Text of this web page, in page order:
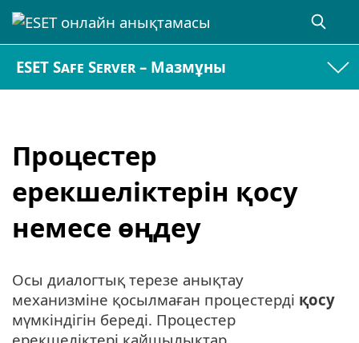
ESET Safe Server – Мазмұны
Процестер
ерекшеліктерін қосу
немесе өңдеу
Осы диалогтық терезе анықтау
механизміне қосылмаған процестерді қосу
мүмкіндігін береді. Процестер